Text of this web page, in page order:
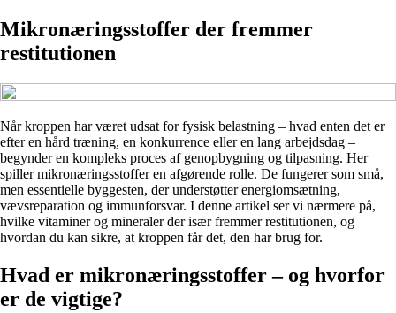
Mikronæringsstoffer der fremmer
restitutionen
Når kroppen har været udsat for fysisk belastning – hvad enten det er
efter en hård træning, en konkurrence eller en lang arbejdsdag –
begynder en kompleks proces af genopbygning og tilpasning. Her
spiller mikronæringsstoffer en afgørende rolle. De fungerer som små,
men essentielle byggesten, der understøtter energiomsætning,
vævsreparation og immunforsvar. I denne artikel ser vi nærmere på,
hvilke vitaminer og mineraler der især fremmer restitutionen, og
hvordan du kan sikre, at kroppen får det, den har brug for.
Hvad er mikronæringsstoffer – og hvorfor
er de vigtige?